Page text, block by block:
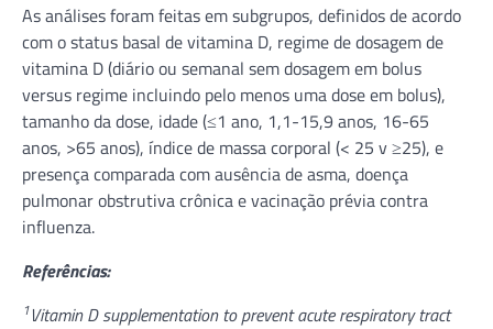
As análises foram feitas em subgrupos, definidos de acordo
com o status basal de vitamina D, regime de dosagem de
vitamina D (diário ou semanal sem dosagem em bolus
versus regime incluindo pelo menos uma dose em bolus),
tamanho da dose, idade (≤1 ano, 1,1-15,9 anos, 16-65
anos, >65 anos), índice de massa corporal (< 25 v ≥25), e
presença comparada com ausência de asma, doença
pulmonar obstrutiva crônica e vacinação prévia contra
influenza.
Referências:
1Vitamin D supplementation to prevent acute respiratory tract